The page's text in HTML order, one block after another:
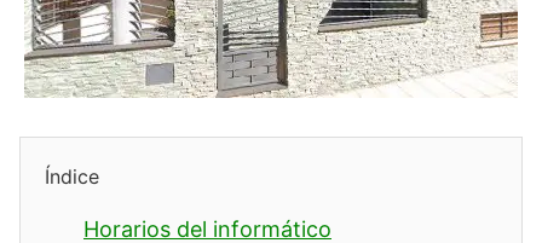
Índice
Horarios del informático